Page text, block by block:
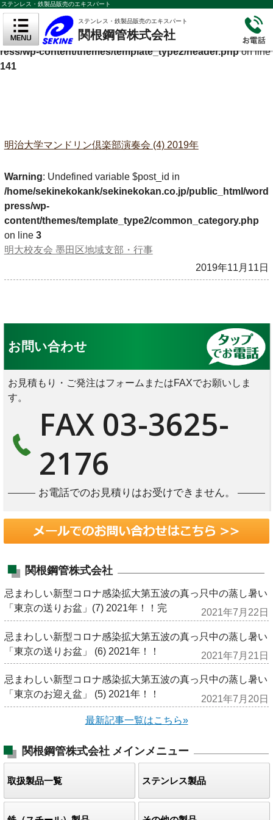
Warning
: Undefined variable $cf_description in
/home/sekinekokank/sekinekokan.co.jp/public_html/wordp
ress/wp-content/themes/template_type2/header.phpon line
141
ステンレス・鉄製品販売のエキスパート
ステンレス・鉄製品販売のエキスパート
関根鋼管株式会社
明治大学マンドリン倶楽部演奏会 (4) 2019年
Warning: Undefined variable $post_id in
/home/sekinekokank/sekinekokan.co.jp/public_html/word
press/wp-
content/themes/template_type2/common_category.php
on line 3
明大校友会 墨田区地域支部・行事
2019年11月11日
お問い合わせ
お見積もり・ご発注はフォームまたはFAXでお願いしま
す。
FAX 03-3625-
2176
お電話でのお見積りはお受けできません。
関根鋼管株式会社
忌まわしい新型コロナ感染拡大第五波の真っ只中の蒸し暑い
「東京の送りお盆」(7) 2021年！！完
2021年7月22日
忌まわしい新型コロナ感染拡大第五波の真っ只中の蒸し暑い
「東京の送りお盆」 (6) 2021年！！
2021年7月21日
忌まわしい新型コロナ感染拡大第五波の真っ只中の蒸し暑い
「東京のお迎え盆」 (5) 2021年！！
2021年7月20日
最新記事一覧はこちら»
関根鋼管株式会社 メインメニュー
取扱製品一覧 ステンレス製品